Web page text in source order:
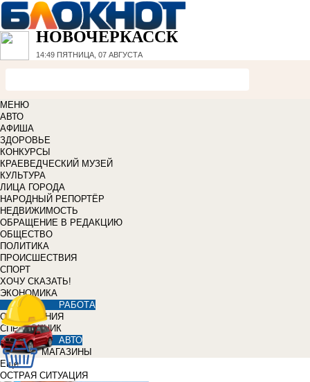
НОВОЧЕРКАССК
14:49 ПЯТНИЦА, 07 АВГУСТА
МЕНЮ
АВТО
АФИША
ЗДОРОВЬЕ
КОНКУРСЫ
КРАЕВЕДЧЕСКИЙ МУЗЕЙ
КУЛЬТУРА
ЛИЦА ГОРОДА
НАРОДНЫЙ РЕПОРТЁР
НЕДВИЖИМОСТЬ
ОБРАЩЕНИЕ В РЕДАКЦИЮ
ОБЩЕСТВО
ПОЛИТИКА
ПРОИСШЕСТВИЯ
СПОРТ
ХОЧУ СКАЗАТЬ!
ЭКОНОМИКА
РАБОТА
ОБЪЯВЛЕНИЯ
СПРАВОЧНИК
АВТО
МАГАЗИНЫ
Еще
ОСТРАЯ СИТУАЦИЯ